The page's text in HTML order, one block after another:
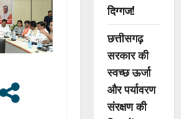
दिग्गज!
छत्तीसगढ़
सरकार की
स्वच्छ ऊर्जा
और पर्यावरण
संरक्षण की